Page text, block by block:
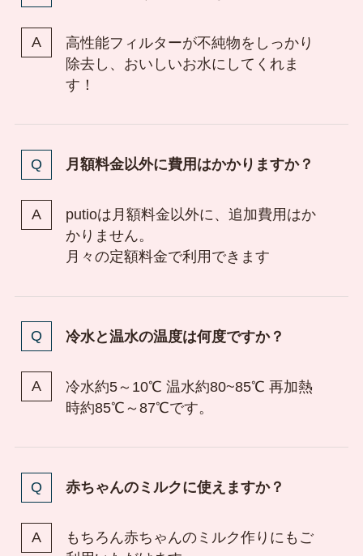
高性能フィルターが不純物をしっかり
除去し、おいしいお水にしてくれま
す！
月額料金以外に費用はかかりますか？
putioは月額料金以外に、追加費用はか
かりません。
月々の定額料金で利用できます
冷水と温水の温度は何度ですか？
冷水約5～10℃ 温水約80~85℃ 再加熱
時約85℃～87℃です。
赤ちゃんのミルクに使えますか？
もちろん赤ちゃんのミルク作りにもご